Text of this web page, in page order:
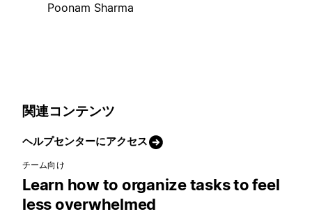
Poonam Sharma
関連コンテンツ
ヘルプセンターにアクセス
チーム向け
Learn how to organize tasks to feel
less overwhelmed